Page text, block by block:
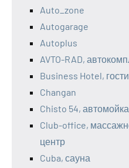
Auto_zone
Autogarage
Autoplus
AVTO-RAD,
Business Hotel,
Changan
Chisto 54, автомойка
Club-office,
центр
Cuba, сауна